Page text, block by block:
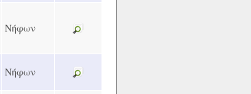
Νήφων
Νήφων